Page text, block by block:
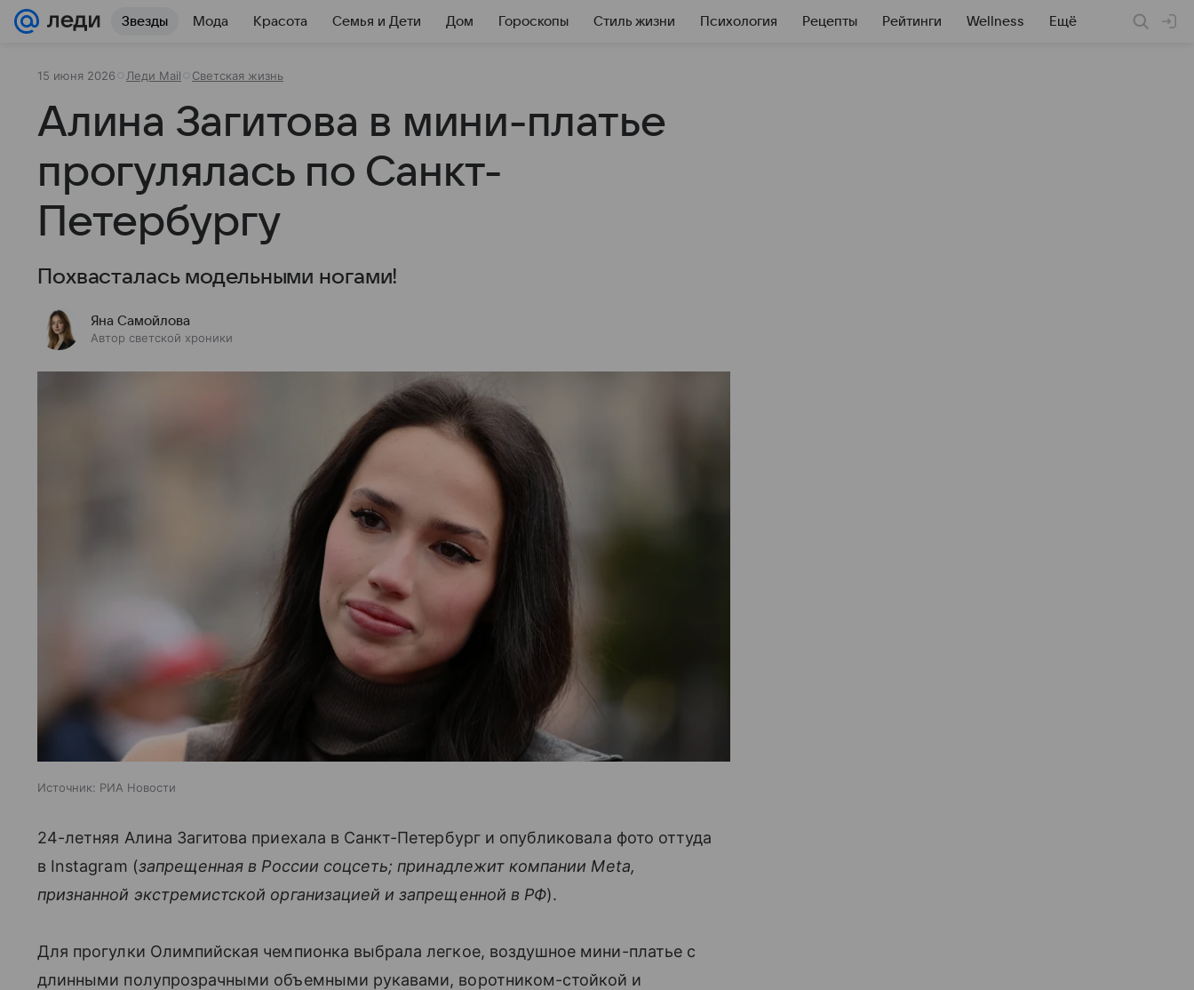
Звезды Мода Красота Семья и Дети Дом Гороскопы Стиль жизни Психология Рецепты Рейтинги Wellness Ещё
15 июня 2026 Леди Mail Светская жизнь
Алина Загитова в мини-платье
прогулялась по Санкт-
Петербургу
Похвасталась модельными ногами!
Яна Самойлова
Автор светской хроники
Источник: РИА Новости
24-летняя Алина Загитова приехала в Санкт-Петербург и опубликовала фото оттуда
в Instagram (запрещенная в России соцсеть; принадлежит компании Meta,
признанной экстремистской организацией и запрещенной в РФ).
Для прогулки Олимпийская чемпионка выбрала легкое, воздушное мини-платье с
длинными полупрозрачными объемными рукавами, воротником-стойкой и